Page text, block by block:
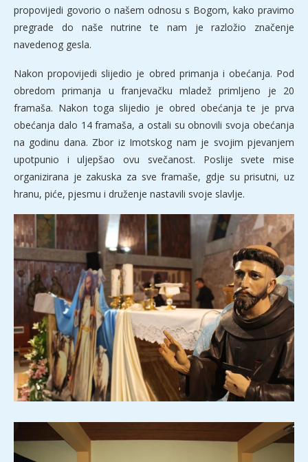
propovijedi govorio o našem odnosu s Bogom, kako pravimo
pregrade do naše nutrine te nam je razložio značenje
navedenog gesla.
Nakon propovijedi slijedio je obred primanja i obećanja. Pod
obredom primanja u franjevačku mladež primljeno je 20
framaša. Nakon toga slijedio je obred obećanja te je prva
obećanja dalo 14 framaša, a ostali su obnovili svoja obećanja
na godinu dana. Zbor iz Imotskog nam je svojim pjevanjem
upotpunio i uljepšao ovu svečanost. Poslije svete mise
organizirana je zakuska za sve framaše, gdje su prisutni, uz
hranu, piće, pjesmu i druženje nastavili svoje slavlje.